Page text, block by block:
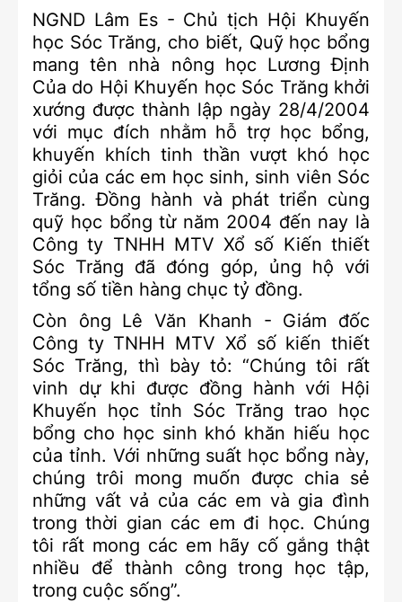
NGND Lâm Es - Chủ tịch Hội Khuyến
học Sóc Trăng, cho biết, Quỹ học bổng
mang tên nhà nông học Lương Định
Của do Hội Khuyến học Sóc Trăng khởi
xướng được thành lập ngày 28/4/2004
với mục đích nhằm hỗ trợ học bổng,
khuyến khích tinh thần vượt khó học
giỏi của các em học sinh, sinh viên Sóc
Trăng. Đồng hành và phát triển cùng
quỹ học bổng từ năm 2004 đến nay là
Công ty TNHH MTV Xổ số Kiến thiết
Sóc Trăng đã đóng góp, ủng hộ với
tổng số tiền hàng chục tỷ đồng.
Còn ông Lê Văn Khanh - Giám đốc
Công ty TNHH MTV Xổ số kiến thiết
Sóc Trăng, thì bày tỏ: “Chúng tôi rất
vinh dự khi được đồng hành với Hội
Khuyến học tỉnh Sóc Trăng trao học
bổng cho học sinh khó khăn hiếu học
của tỉnh. Với những suất học bổng này,
chúng trôi mong muốn được chia sẻ
những vất vả của các em và gia đình
trong thời gian các em đi học. Chúng
tôi rất mong các em hãy cố gắng thật
nhiều để thành công trong học tập,
trong cuộc sống”.